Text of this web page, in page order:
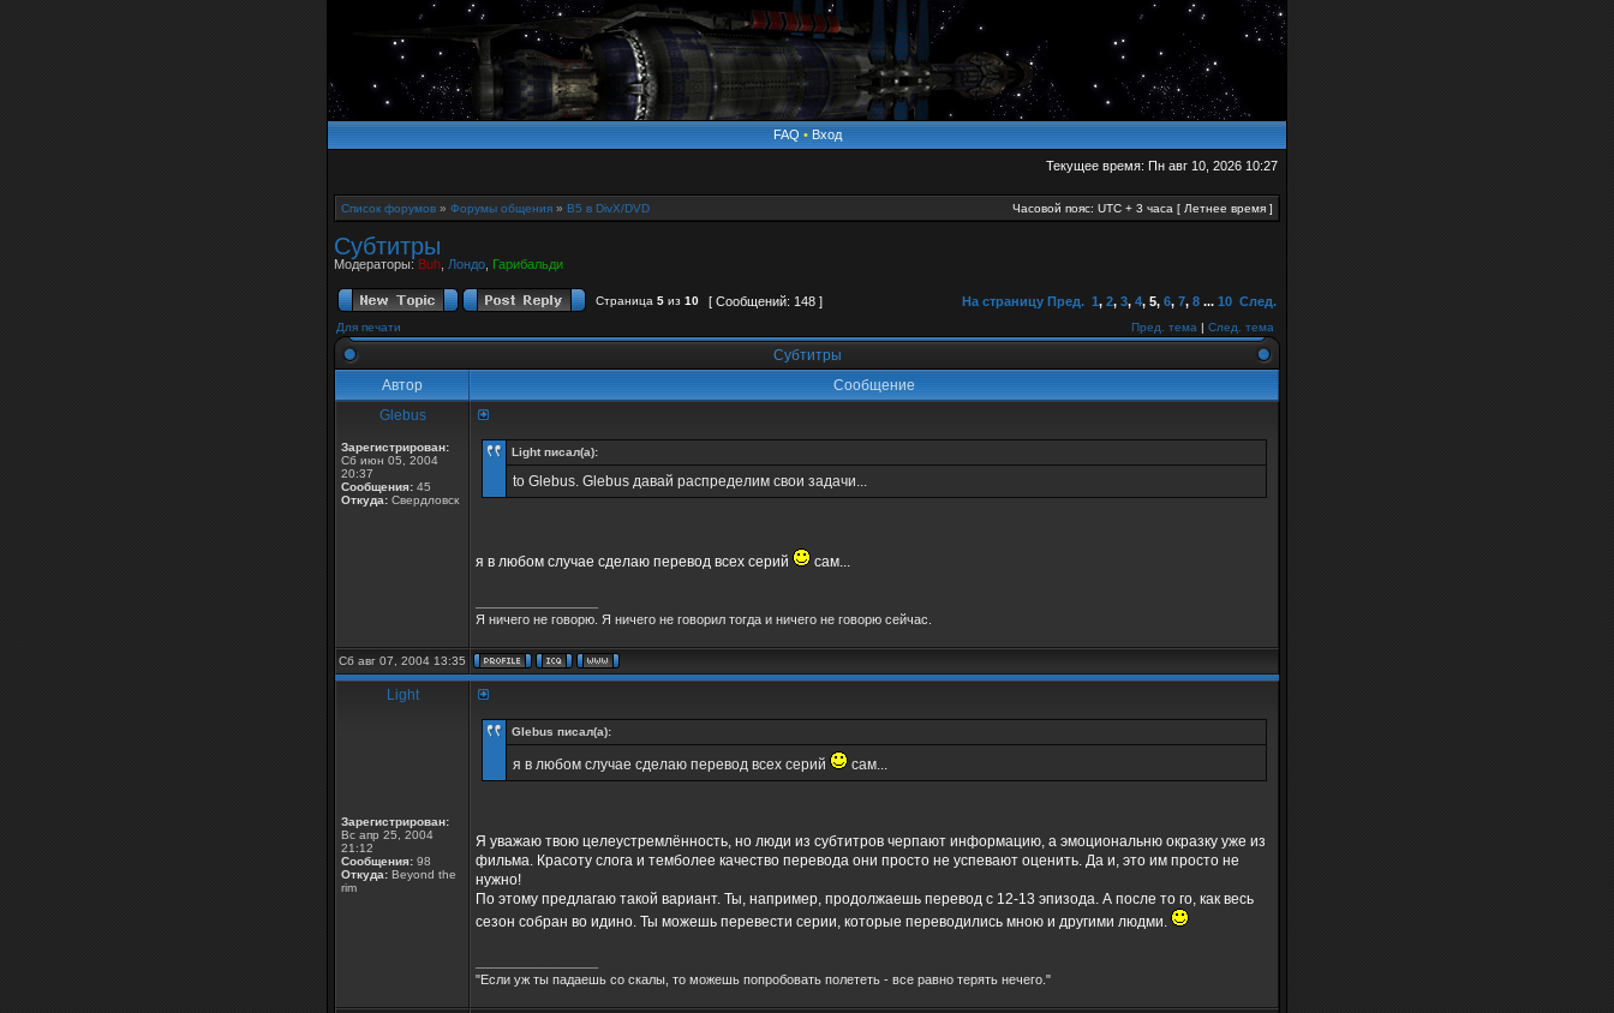
FAQ • Вход
Текущее время: Пн авг 10, 2026 10:27
Список форумов » Форумы общения » B5 в DivX/DVD Часовой пояс: UTC + 3 часа [ Летнее время ]
Субтитры
Модераторы: Buh Лондо Гарибальди
Страница 5 из 10 [ Сообщений: 148 ] На страницу Пред. 1, 2, 3, 4, 5, 6, 7, 8 ... 10 След.
Для печати Пред. тема | След. тема
Субтитры
Автор
Сообщение
Glebus
Зарегистрирован:
Сб июн 05, 2004
20:37
Сообщения: 45
Откуда: Свердловск
Light писал(а):
to Glebus. Glebus давай распределим свои задачи...
я в любом случае сделаю перевод всех серий сам...
Я ничего не говорю. Я ничего не говорил тогда и ничего не говорю сейчас.
Сб авг 07, 2004 13:35
Light
Зарегистрирован:
Вс апр 25, 2004
21:12
Сообщения: 98
Откуда: Beyond the
rim
Glebus писал(а):
я в любом случае сделаю перевод всех серий сам...
Я уважаю твою целеустремлённость, но люди из субтитров черпают информацию, а эмоциональню окразку уже из
фильма. Красоту слога и темболее качество перевода они просто не успевают оценить. Да и, это им просто не
нужно!
По этому предлагаю такой вариант. Ты, например, продолжаешь перевод с 12-13 эпизода. А после то го, как весь
сезон собран во идино. Ты можешь перевести серии, которые переводились мною и другими людми.
"Если уж ты падаешь со скалы, то можешь попробовать полететь - все равно терять нечего."